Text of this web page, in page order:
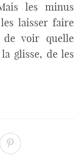
les minus
laisser faire
de voir quelle
glisse, de les